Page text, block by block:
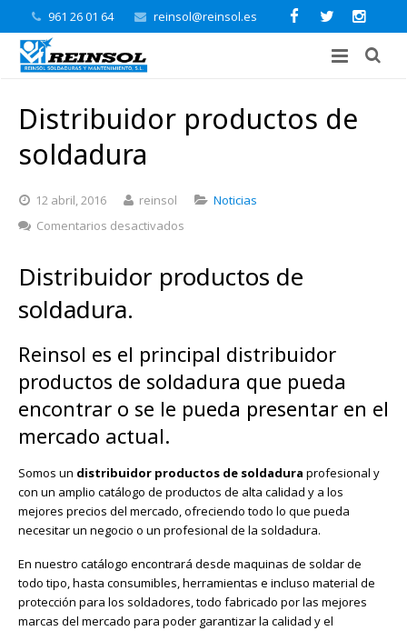
961 26 01 64 reinsol@reinsol.es
Distribuidor productos de
soldadura
12 abril, 2016 reinsol
Noticias
Comentarios desactivados
de
Distribuidor productos de
soldadura.
Reinsol es el principal distribuidor
productos de soldadura que pueda
encontrar o se le pueda presentar en el
mercado actual.
Somos un distribuidor productos de soldadura profesional y
con un amplio catálogo de productos de alta calidad y a los
mejores precios del mercado, ofreciendo todo lo que pueda
necesitar un negocio o un profesional de la soldadura.
En nuestro catálogo encontrará desde maquinas de soldar de
todo tipo, hasta consumibles, herramientas e incluso material de
protección para los soldadores, todo fabricado por las mejores
marcas del mercado para poder garantizar la calidad y el